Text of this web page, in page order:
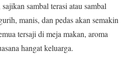
sambal terasi atau sambal
manis, dan pedas akan semakin
tersaji di meja makan, aroma
hangat keluarga.